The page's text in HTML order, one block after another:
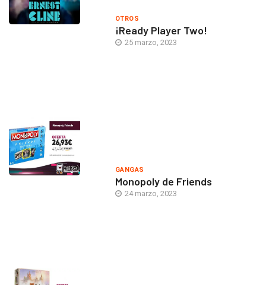
OTROS
¡Ready Player Two!
25 marzo, 2023
GANGAS
Monopoly de Friends
24 marzo, 2023